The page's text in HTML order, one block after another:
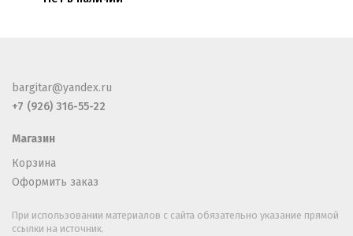
bargitar@yandex.ru
+7 (926) 316-55-22
Магазин
Корзина
Оформить заказ
При использовании материалов с сайта обязательно указание прямой
ссылки на источник.